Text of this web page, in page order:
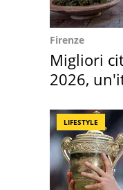
Firenze
Migliori
2026,
LIFESTYLE